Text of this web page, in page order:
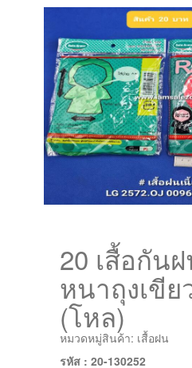
20 เสื้อกัน
หนาถุงเขีย
(โหล)
หมวดหมู่สินค้า: เสื้อฝน
รหัส : 20-130252